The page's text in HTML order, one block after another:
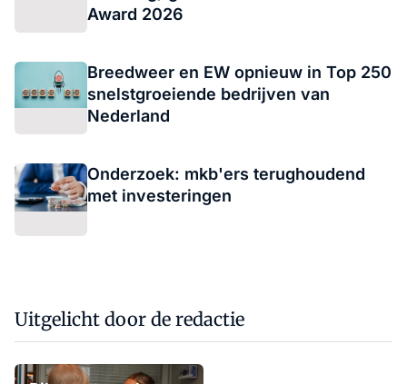
Award 2026
Breedweer en EW opnieuw in Top 250
snelstgroeiende bedrijven van
Nederland
Onderzoek: mkb'ers terughoudend
met investeringen
Uitgelicht door de redactie